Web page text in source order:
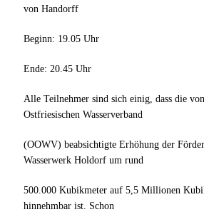
von Handorff
Beginn: 19.05 Uhr
Ende: 20.45 Uhr
Alle Teilnehmer sind sich einig, dass die
Ostfriesischen Wasserverband
(OOWV) beabsichtigte Erhöhung der
Wasserwerk Holdorf um rund
500.000 Kubikmeter auf 5,5 Millionen
hinnehmbar ist. Schon